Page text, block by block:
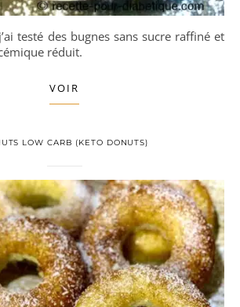
réduit.
VOIR
LOW CARB (KETO DONUTS)